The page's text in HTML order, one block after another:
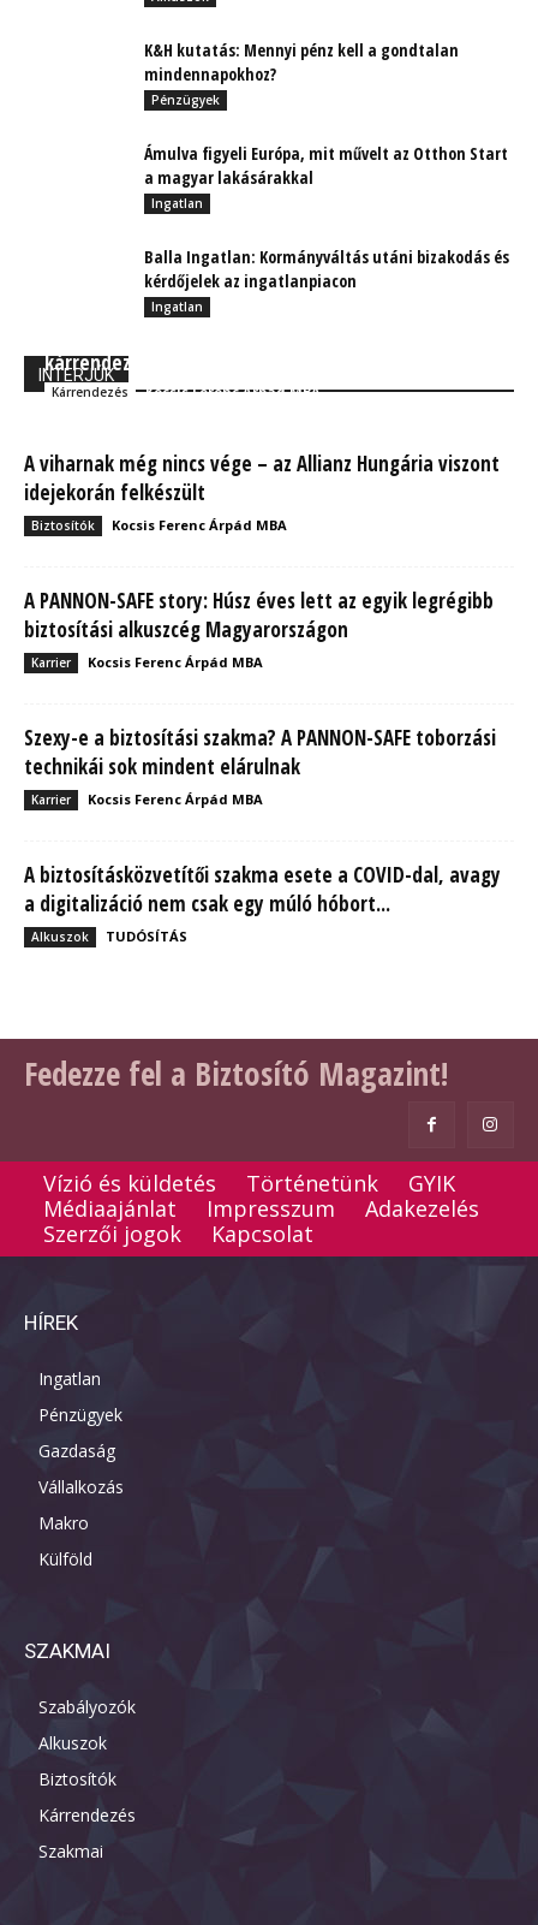
K&H kutatás: Mennyi pénz kell a gondtalan
mindennapokhoz?
Pénzügyek
Ámulva figyeli Európa, mit művelt az Otthon Start
a magyar lakásárakkal
Ingatlan
Balla Ingatlan: Kormányváltás utáni bizakodás és
kérdőjelek az ingatlanpiacon
Ingatlan
INTERJÚK
kárrendezési megoldások
Kárrendezés Kocsis Ferenc Árpád MBA
A viharnak még nincs vége – az Allianz Hungária viszont
idejekorán felkészült
Biztosítók Kocsis Ferenc Árpád MBA
A PANNON-SAFE story: Húsz éves lett az egyik legrégibb
biztosítási alkuszcég Magyarországon
Karrier Kocsis Ferenc Árpád MBA
Szexy-e a biztosítási szakma? A PANNON-SAFE toborzási
technikái sok mindent elárulnak
Karrier Kocsis Ferenc Árpád MBA
A biztosításközvetítői szakma esete a COVID-dal, avagy
a digitalizáció nem csak egy múló hóbort...
Alkuszok TUDÓSÍTÁS
Fedezze fel a Biztosító Magazint!
Vízió és küldetés Történetünk
GYIK
Médiaajánlat
Impresszum
Adakezelés
Szerzői jogok
Kapcsolat
HÍREK
Ingatlan
Pénzügyek
Gazdaság
Vállalkozás
Makro
Külföld
SZAKMAI
Szabályozók
Alkuszok
Biztosítók
Kárrendezés
Szakmai